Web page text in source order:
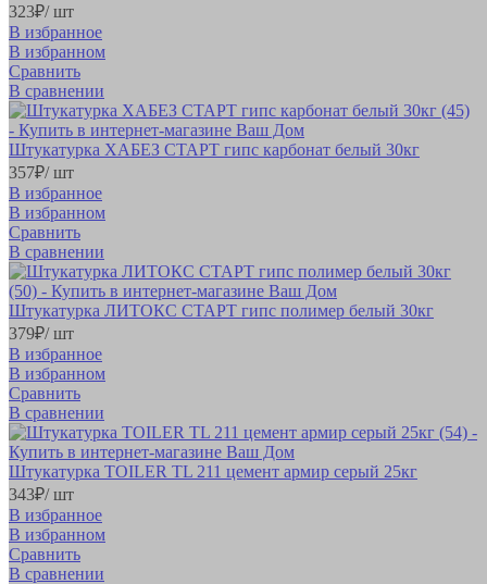
323₽/ шт
В избранное
В избранном
Сравнить
В сравнении
Штукатурка ХАБЕЗ СТАРТ гипс карбонат белый 30кг
357₽/ шт
В избранное
В избранном
Сравнить
В сравнении
Штукатурка ЛИТОКС СТАРТ гипс полимер белый 30кг
379₽/ шт
В избранное
В избранном
Сравнить
В сравнении
Штукатурка TOILER TL 211 цемент армир серый 25кг
343₽/ шт
В избранное
В избранном
Сравнить
В сравнении